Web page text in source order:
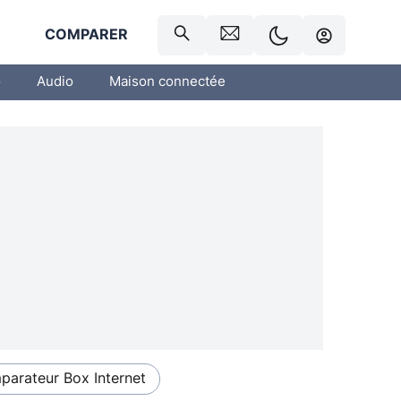
COMPARER
Audio Maison connectée
Box Internet